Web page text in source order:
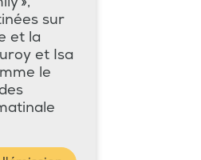
sur
et la
et Isa
le